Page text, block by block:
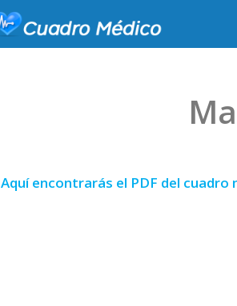
Aquí encontrarás el PDF del